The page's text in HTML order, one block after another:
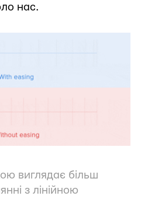
нас.
виглядає більш
з лінійною